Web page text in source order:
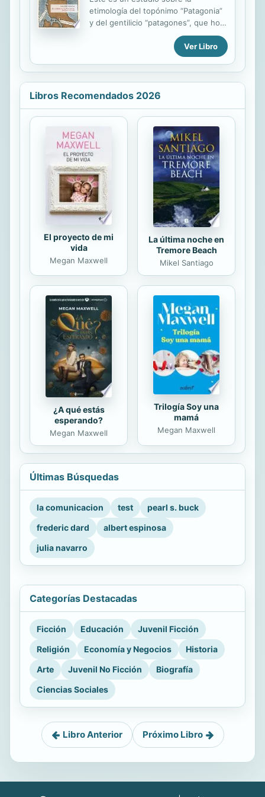
sociedades donde existen mayores
niveles de inversión, de producto
derechos humanos y civiles,
integración a los mercados
oportunidades de desarrollo...
etimología del topónimo “Patagonia”
y del gentilicio “patagones”, que hoy
utilizamos para designar esas tierras
Ver Libro
Libros Recomendados 2026
El proyecto de mi
vida
Megan Maxwell
La última noche en
Tremore Beach
Mikel Santiago
¿A qué estás
esperando?
Megan Maxwell
Trilogía Soy una
mamá
Megan Maxwell
Últimas Búsquedas
la comunicacion test
pearl s. buck
frederic dard
albert espinosa
julia navarro
Categorías Destacadas
Ficción Educación
Juvenil Ficción
Religión
Economía y Negocios
Historia
Arte
Juvenil No Ficción
Biografía
Ciencias Sociales
Libro Anterior Próximo Libro